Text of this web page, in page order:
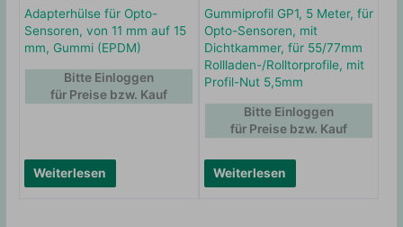
Adapterhülse für Opto-
Sensoren, von 11 mm auf 15
mm, Gummi (EPDM)
Weiterlesen
Bitte Einloggen
für Preise bzw. Kauf
Gummiprofil GP1, 5 Meter, für
Opto-Sensoren, mit
Dichtkammer, für 55/77mm
Rollladen-/Rolltorprofile, mit
Profil-Nut 5,5mm
Weiterlesen
Bitte Einloggen
für Preise bzw. Kauf